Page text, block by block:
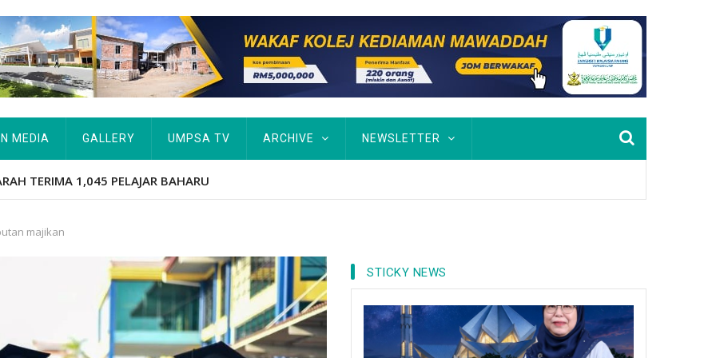
IN MEDIA GALLERY UMPSA TV ARCHIVE NEWSLETTER
Berkemampuan Keutamaan UMPSA
majikan
STICKY NEWS